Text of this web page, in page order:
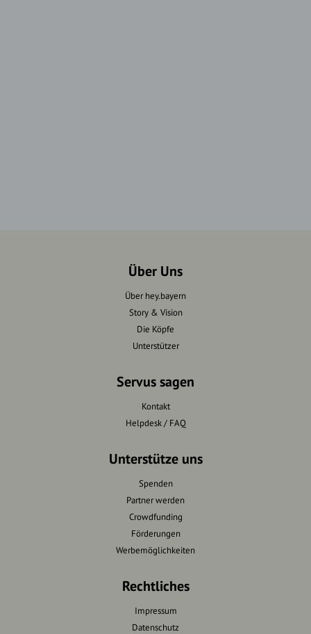
Über Uns
Über hey.bayern
Story & Vision
Die Köpfe
Unterstützer
Servus sagen
Kontakt
Helpdesk / FAQ
Unterstütze uns
Spenden
Partner werden
Crowdfunding
Förderungen
Werbemöglichkeiten
Rechtliches
Impressum
Datenschutz